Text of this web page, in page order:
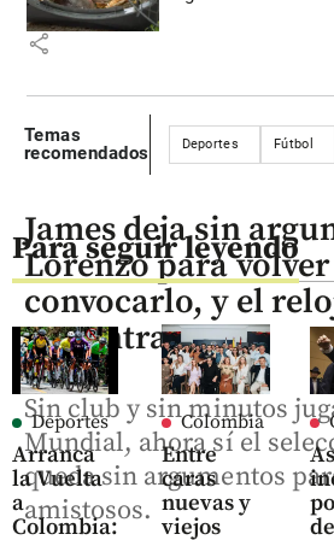
share
Temas
recomendados
Deportes Fútbol
Para seguir leyendo
Deportes
Arranca
la Vuelta
a
Colombia:
Colombia
Entre
caras
nuevas y
viejos
James deja sin
Lorenzo para volver
convocarlo, y el
su contra
Sin club y sin minutos
Mundial, ahora sí el
queda sin argumentos
amistosos.